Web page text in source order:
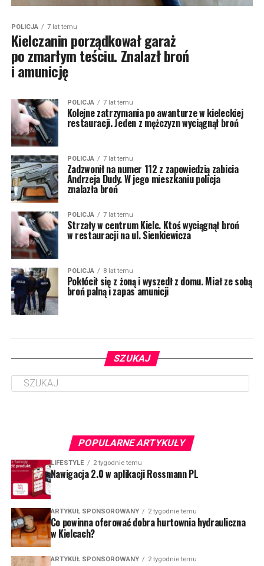
POLICJA 7 lat temu
Kielczanin porządkował garaż
po zmarłym teściu. Znalazł broń
i amunicję
POLICJA 7 lat temu
Kolejne zatrzymania po awanturze w kieleckiej
restauracji. Jeden z mężczyzn wyciągnął broń
POLICJA 7 lat temu
Zadzwonił na numer 112 z zapowiedzią zabicia
Andrzeja Dudy. W jego mieszkaniu policja
znalazła broń
POLICJA 7 lat temu
Strzały w centrum Kielc. Ktoś wyciągnął broń
w restauracji na ul. Sienkiewicza
POLICJA 8 lat temu
Pokłócił się z żoną i wyszedł z domu. Miał ze sobą
broń palną i zapas amunicji
SZUKAJ
POPULARNE ARTYKUŁY
LIFESTYLE 2 tygodnie temu
Nawigacja 2.0 w aplikacji Rossmann PL
ARTYKUŁ SPONSOROWANY 2 tygodnie temu
Co powinna oferować dobra hurtownia hydrauliczna
w Kielcach?
ARTYKUŁ SPONSOROWANY 2 tygodnie temu